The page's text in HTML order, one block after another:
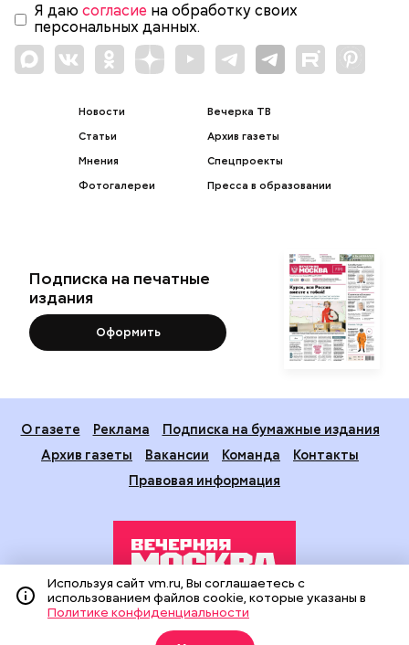
Я даю согласие на обработку своих
персональных данных.
Новости
Статьи
Мнения
Фотогалереи
Вечерка ТВ
Архив газеты
Спецпроекты
Пресса в образовании
Подписка на печатные
издания
Оформить
О газете Реклама
Подписка на бумажные издания
Архив газеты
Вакансии Команда
Контакты
Правовая информация
Издание создано при финансовой поддержке Департамента
средств массовой информации и рекламы города Москвы.
Используя сайт vm.ru, Вы соглашаетесь с
использованием файлов cookie, которые указаны в
Политике конфиденциальности